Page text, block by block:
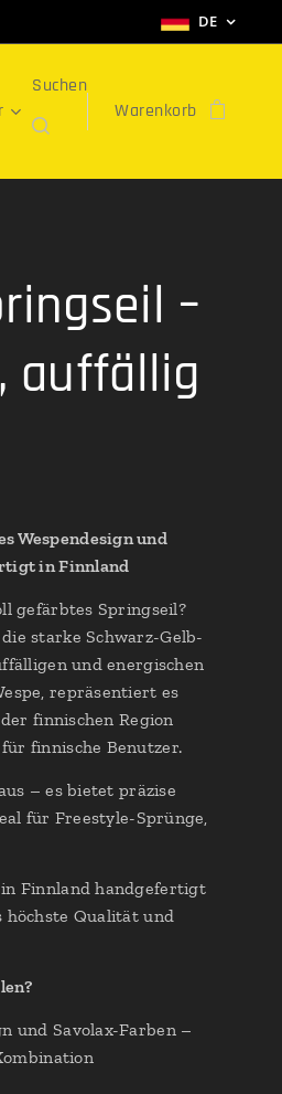
DE
Suchen
Warenkorb
–
auffällig
Wespendesign und
in Finnland
gefärbtes Springseil?
starke Schwarz-Gelb-
und energischen
repräsentiert es
finnischen Region
finnische Benutzer.
– es bietet präzise
für Freestyle-Sprünge,
Finnland handgefertigt
höchste Qualität und
und Savolax-Farben –